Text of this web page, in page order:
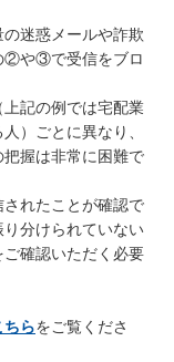
迷惑メールや詐欺
②や③で受信をブロ
記の例では宅配業
）ごとに異なり、
握は非常に困難で
れたことが確認で
分けられていない
確認いただく必要
ちらをご覧くださ